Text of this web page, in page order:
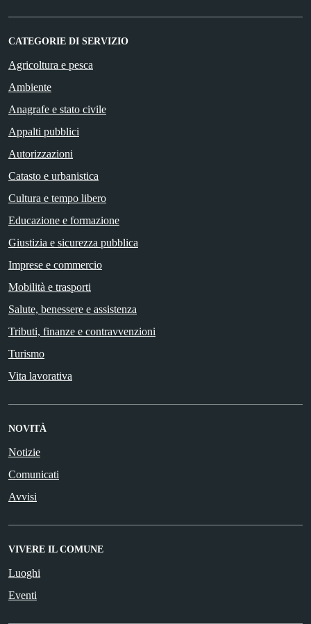
CATEGORIE DI SERVIZIO
Agricoltura e pesca
Ambiente
Anagrafe e stato civile
Appalti pubblici
Autorizzazioni
Catasto e urbanistica
Cultura e tempo libero
Educazione e formazione
Giustizia e sicurezza pubblica
Imprese e commercio
Mobilità e trasporti
Salute, benessere e assistenza
Tributi, finanze e contravvenzioni
Turismo
Vita lavorativa
NOVITÀ
Notizie
Comunicati
Avvisi
VIVERE IL COMUNE
Luoghi
Eventi